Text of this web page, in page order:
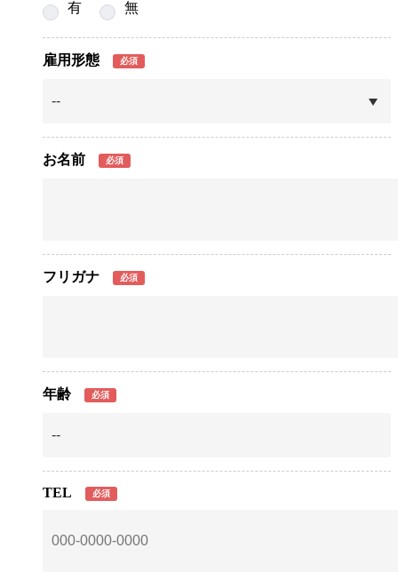
有 無
雇用形態 必須
お名前 必須
フリガナ 必須
年齢 必須
TEL 必須